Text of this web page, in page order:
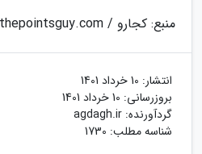
منبع: کجارو / thepointsguy.com
انتشار: 10 خرداد 1401
بروزرسانی: 10 خرداد 1401
گردآورنده: agdagh.ir
شناسه مطلب: 1730